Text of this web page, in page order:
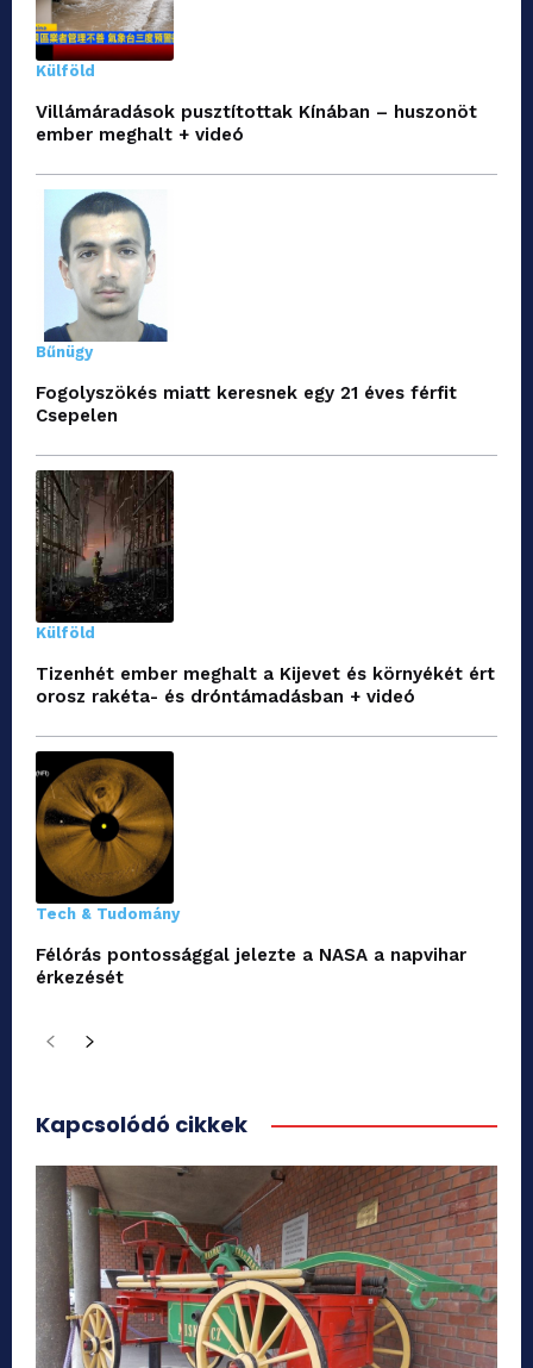
Külföld
Villámáradások pusztítottak Kínában – huszonöt
ember meghalt + videó
Bűnügy
Fogolyszökés miatt keresnek egy 21 éves férfit
Csepelen
Külföld
Tizenhét ember meghalt a Kijevet és környékét ért
orosz rakéta- és dróntámadásban + videó
Tech & Tudomány
Félórás pontossággal jelezte a NASA a napvihar
érkezését
Kapcsolódó cikkek